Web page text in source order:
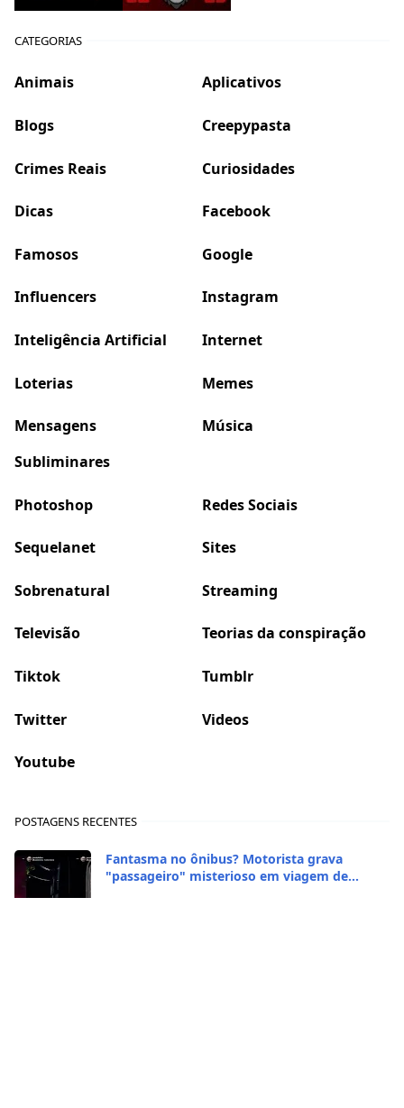
CATEGORIAS
Animais Aplicativos
Blogs Creepypasta
Crimes Reais Curiosidades
Dicas Facebook
Famosos Google
Influencers Instagram
Inteligência Artificial Internet
Loterias Memes
Mensagens
Subliminares
Música
Photoshop Redes Sociais
Sequelanet Sites
Sobrenatural Streaming
Televisão Teorias da conspiração
Tiktok Tumblr
Twitter Videos
Youtube
POSTAGENS RECENTES
Fantasma no ônibus? Motorista grava
"passageiro" misterioso em viagem de